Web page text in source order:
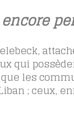
qui
les
; ceux,